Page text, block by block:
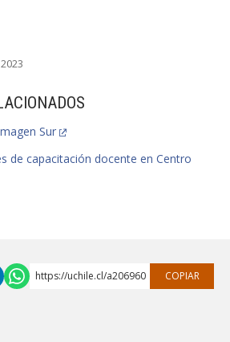
Sur
de capacitación docente en Centro
https://uchile.cl/a206960 COPIAR